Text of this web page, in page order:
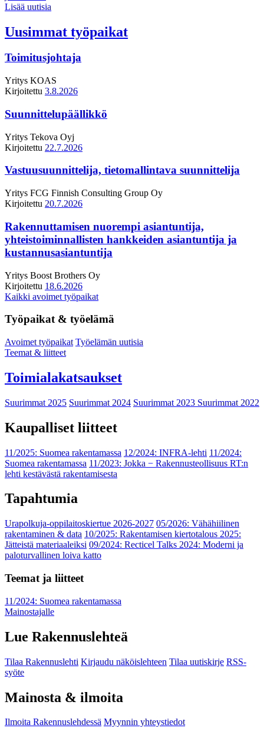
Lisää uutisia
Uusimmat työpaikat
Toimitusjohtaja
Yritys KOAS
Kirjoitettu 3.8.2026
Suunnittelupäällikkö
Yritys Tekova Oyj
Kirjoitettu 22.7.2026
Vastuusuunnittelija, tietomallintava suunnittelija
Yritys FCG Finnish Consulting Group Oy
Kirjoitettu 20.7.2026
Rakennuttamisen nuorempi asiantuntija,
yhteistoiminnallisten hankkeiden asiantuntija ja
kustannusasiantuntija
Yritys Boost Brothers Oy
Kirjoitettu 18.6.2026
Kaikki avoimet työpaikat
Työpaikat & työelämä
Avoimet työpaikat Työelämän uutisia
Teemat & liitteet
Toimialakatsaukset
Suurimmat 2025 Suurimmat 2024 Suurimmat 2023 Suurimmat 2022
Kaupalliset liitteet
11/2025: Suomea rakentamassa 12/2024: INFRA-lehti 11/2024:
Suomea rakentamassa 11/2023: Jokka − Rakennusteollisuus RT:n
lehti kestävästä rakentamisesta
Tapahtumia
Urapolkuja-oppilaitoskiertue 2026-2027 05/2026: Vähähiilinen
rakentaminen & data 10/2025: Rakentamisen kiertotalous 2025:
Jätteistä materiaaleiksi 09/2024: Recticel Talks 2024: Moderni ja
paloturvallinen loiva katto
Teemat ja liitteet
11/2024: Suomea rakentamassa
Mainostajalle
Lue Rakennuslehteä
Tilaa Rakennuslehti Kirjaudu näköislehteen Tilaa uutiskirje RSS-
syöte
Mainosta & ilmoita
Ilmoita Rakennuslehdessä Myynnin yhteystiedot